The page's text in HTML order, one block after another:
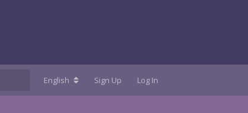
English Sign Up Log In